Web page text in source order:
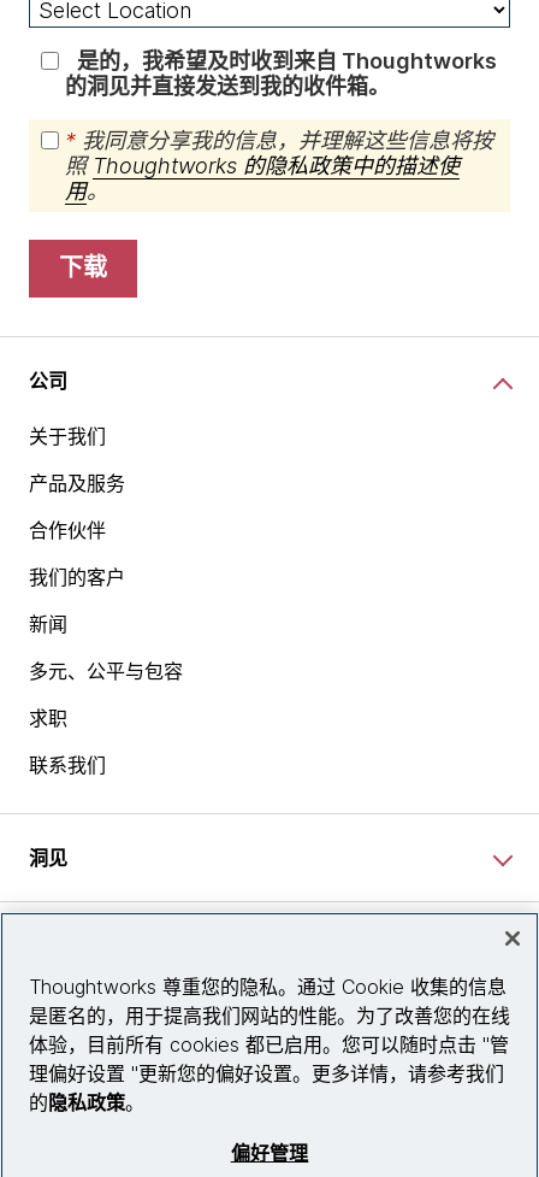
是的，我希望及时收到来自 Thoughtworks
的洞见并直接发送到我的收件箱。
* 我同意分享我的信息，并理解这些信息将按
照 Thoughtworks 的隐私政策中的描述使
用。
下载
公司
关于我们
产品及服务
合作伙伴
我们的客户
新闻
多元、公平与包容
求职
联系我们
洞见
关注我们
Thoughtworks 尊重您的隐私。通过 Cookie 收集的信息
是匿名的，用于提高我们网站的性能。为了改善您的在线
体验，目前所有 cookies 都已启用。您可以随时点击 "管
理偏好设置 "更新您的偏好设置。更多详情，请参考我们
的 隐私政策。
偏好管理